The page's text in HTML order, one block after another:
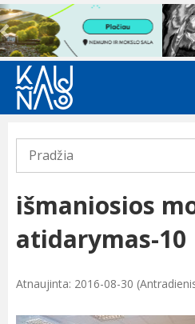
Previous
Pradžia
išmaniosios
atidarymas-10
Atnaujinta: 2016-08-30